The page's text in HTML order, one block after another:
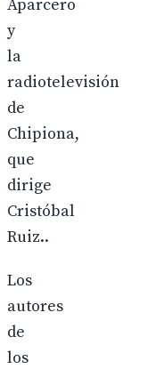
Aparcero
y
la
radiotelevisión
de
Chipiona,
que
dirige
Cristóbal
Ruiz..
Los
autores
de
los